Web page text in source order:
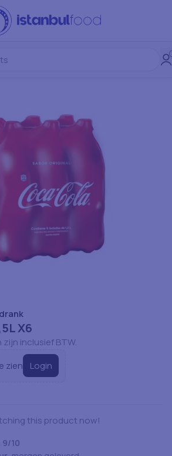
X6
inclusief BTW.
zien Login
this product now!
9/10